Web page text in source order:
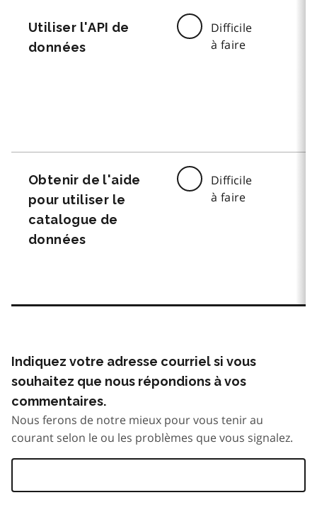
Utiliser l'API de
données
Difficile
à faire
Obtenir de l'aide
pour utiliser le
catalogue de
données
Difficile
à faire
Indiquez votre adresse courriel si vous
souhaitez que nous répondions à vos
commentaires.
Nous ferons de notre mieux pour vous tenir au
courant selon le ou les problèmes que vous signalez.